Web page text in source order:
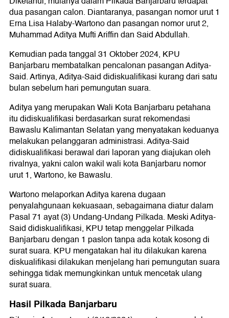
dua pasangan calon. Diantaranya, pasangan nomor urut 1
Erna Lisa Halaby-Wartono dan pasangan nomor urut 2,
Muhammad Aditya Mufti Ariffin dan Said Abdullah.
Kemudian pada tanggal 31 Oktober 2024, KPU
Banjarbaru membatalkan pencalonan pasangan Aditya-
Said. Artinya, Aditya-Said didiskualifikasi kurang dari satu
bulan sebelum hari pemungutan suara.
Aditya yang merupakan Wali Kota Banjarbaru petahana
itu didiskualifikasi berdasarkan surat rekomendasi
Bawaslu Kalimantan Selatan yang menyatakan keduanya
melakukan pelanggaran administrasi. Aditya-Said
didiskualifikasi berawal dari laporan yang diajukan oleh
rivalnya, yakni calon wakil wali kota Banjarbaru nomor
urut 1, Wartono, ke Bawaslu.
Wartono melaporkan Aditya karena dugaan
penyalahgunaan kekuasaan, sebagaimana diatur dalam
Pasal 71 ayat (3) Undang-Undang Pilkada. Meski Aditya-
Said didiskualifikasi, KPU tetap menggelar Pilkada
Banjarbaru dengan 1 paslon tanpa ada kotak kosong di
surat suara. KPU mengatakan hal itu dilakukan karena
diskualifikasi dilakukan menjelang hari pemungutan suara
sehingga tidak memungkinkan untuk mencetak ulang
surat suara.
Hasil Pilkada Banjarbaru